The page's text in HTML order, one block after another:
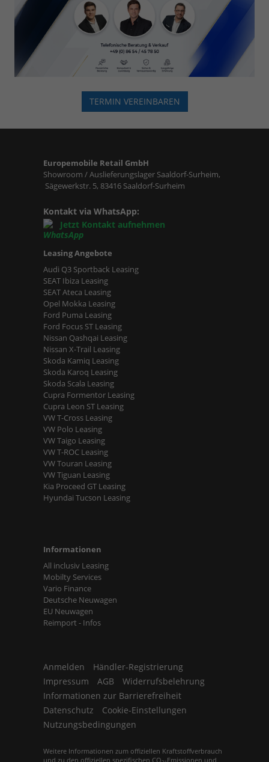
TERMIN VEREINBAREN
Europemobile Retail GmbH
Showroom / Auslieferungslager Saaldorf-Surheim,
Sägewerkstr. 5, 83416 Saaldorf-Surheim
Kontakt via WhatsApp:
Jetzt Kontakt aufnehmen
Leasing Angebote
Audi Q3 Sportback Leasing
SEAT Ibiza Leasing
SEAT Ateca Leasing
Opel Mokka Leasing
Ford Puma Leasing
Ford Focus ST Leasing
Nissan Qashqai Leasing
Nissan X-Trail Leasing
Skoda Kamiq Leasing
Skoda Karoq Leasing
Skoda Scala Leasing
Cupra Formentor Leasing
Cupra Leon ST Leasing
VW T-Cross Leasing
VW Polo Leasing
VW Taigo Leasing
VW T-ROC Leasing
VW Touran Leasing
VW Tiguan Leasing
Kia Proceed GT Leasing
Hyundai Tucson Leasing
Informationen
All inclusiv Leasing
Mobilty Services
Vario Finance
Deutsche Neuwagen
EU Neuwagen
Reimport - Infos
Anmelden
Händler-Registrierung
Impressum
AGB
Widerrufsbelehrung
Informationen zur Barrierefreiheit
Datenschutz
Cookie-Einstellungen
Nutzungsbedingungen
Weitere Informationen zum offiziellen Kraftstoffverbrauch
und zu den offiziellen spezifischen CO -Emissionen und